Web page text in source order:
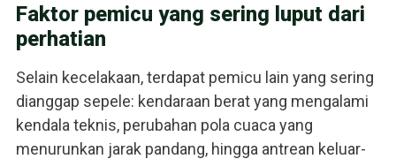
Faktor pemicu yang sering luput dari
perhatian
Selain kecelakaan, terdapat pemicu lain yang sering
dianggap sepele: kendaraan berat yang mengalami
kendala teknis, perubahan pola cuaca yang
menurunkan jarak pandang, hingga antrean keluar-